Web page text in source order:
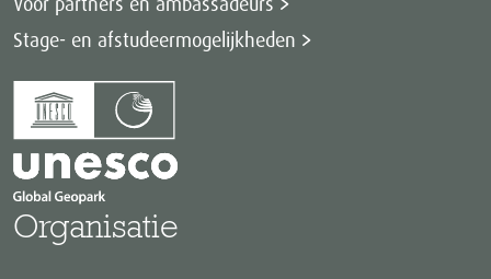
Stage- en afstudeermogelijkheden
Organisatie